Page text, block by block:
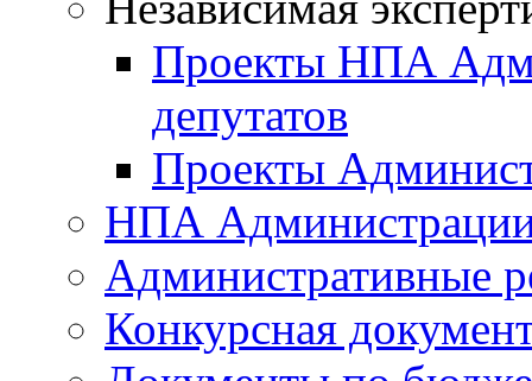
Проекты НПА
депутатов
Проекты
НПА
Административные
Конкурсная